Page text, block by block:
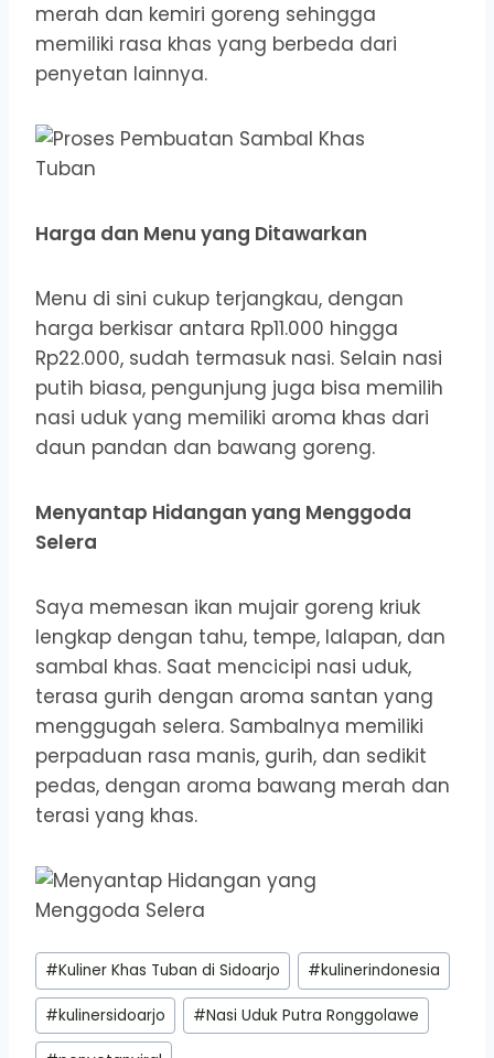
merah dan kemiri goreng sehingga
memiliki rasa khas yang berbeda dari
penyetan lainnya.
Harga dan Menu yang Ditawarkan
Menu di sini cukup terjangkau, dengan
harga berkisar antara Rp11.000 hingga
Rp22.000, sudah termasuk nasi. Selain nasi
putih biasa, pengunjung juga bisa memilih
nasi uduk yang memiliki aroma khas dari
daun pandan dan bawang goreng.
Menyantap Hidangan yang Menggoda
Selera
Saya memesan ikan mujair goreng kriuk
lengkap dengan tahu, tempe, lalapan, dan
sambal khas. Saat mencicipi nasi uduk,
terasa gurih dengan aroma santan yang
menggugah selera. Sambalnya memiliki
perpaduan rasa manis, gurih, dan sedikit
pedas, dengan aroma bawang merah dan
terasi yang khas.
Post
Tags:
#Kuliner Khas Tuban di Sidoarjo #kulinerindonesia
#kulinersidoarjo #Nasi Uduk Putra Ronggolawe